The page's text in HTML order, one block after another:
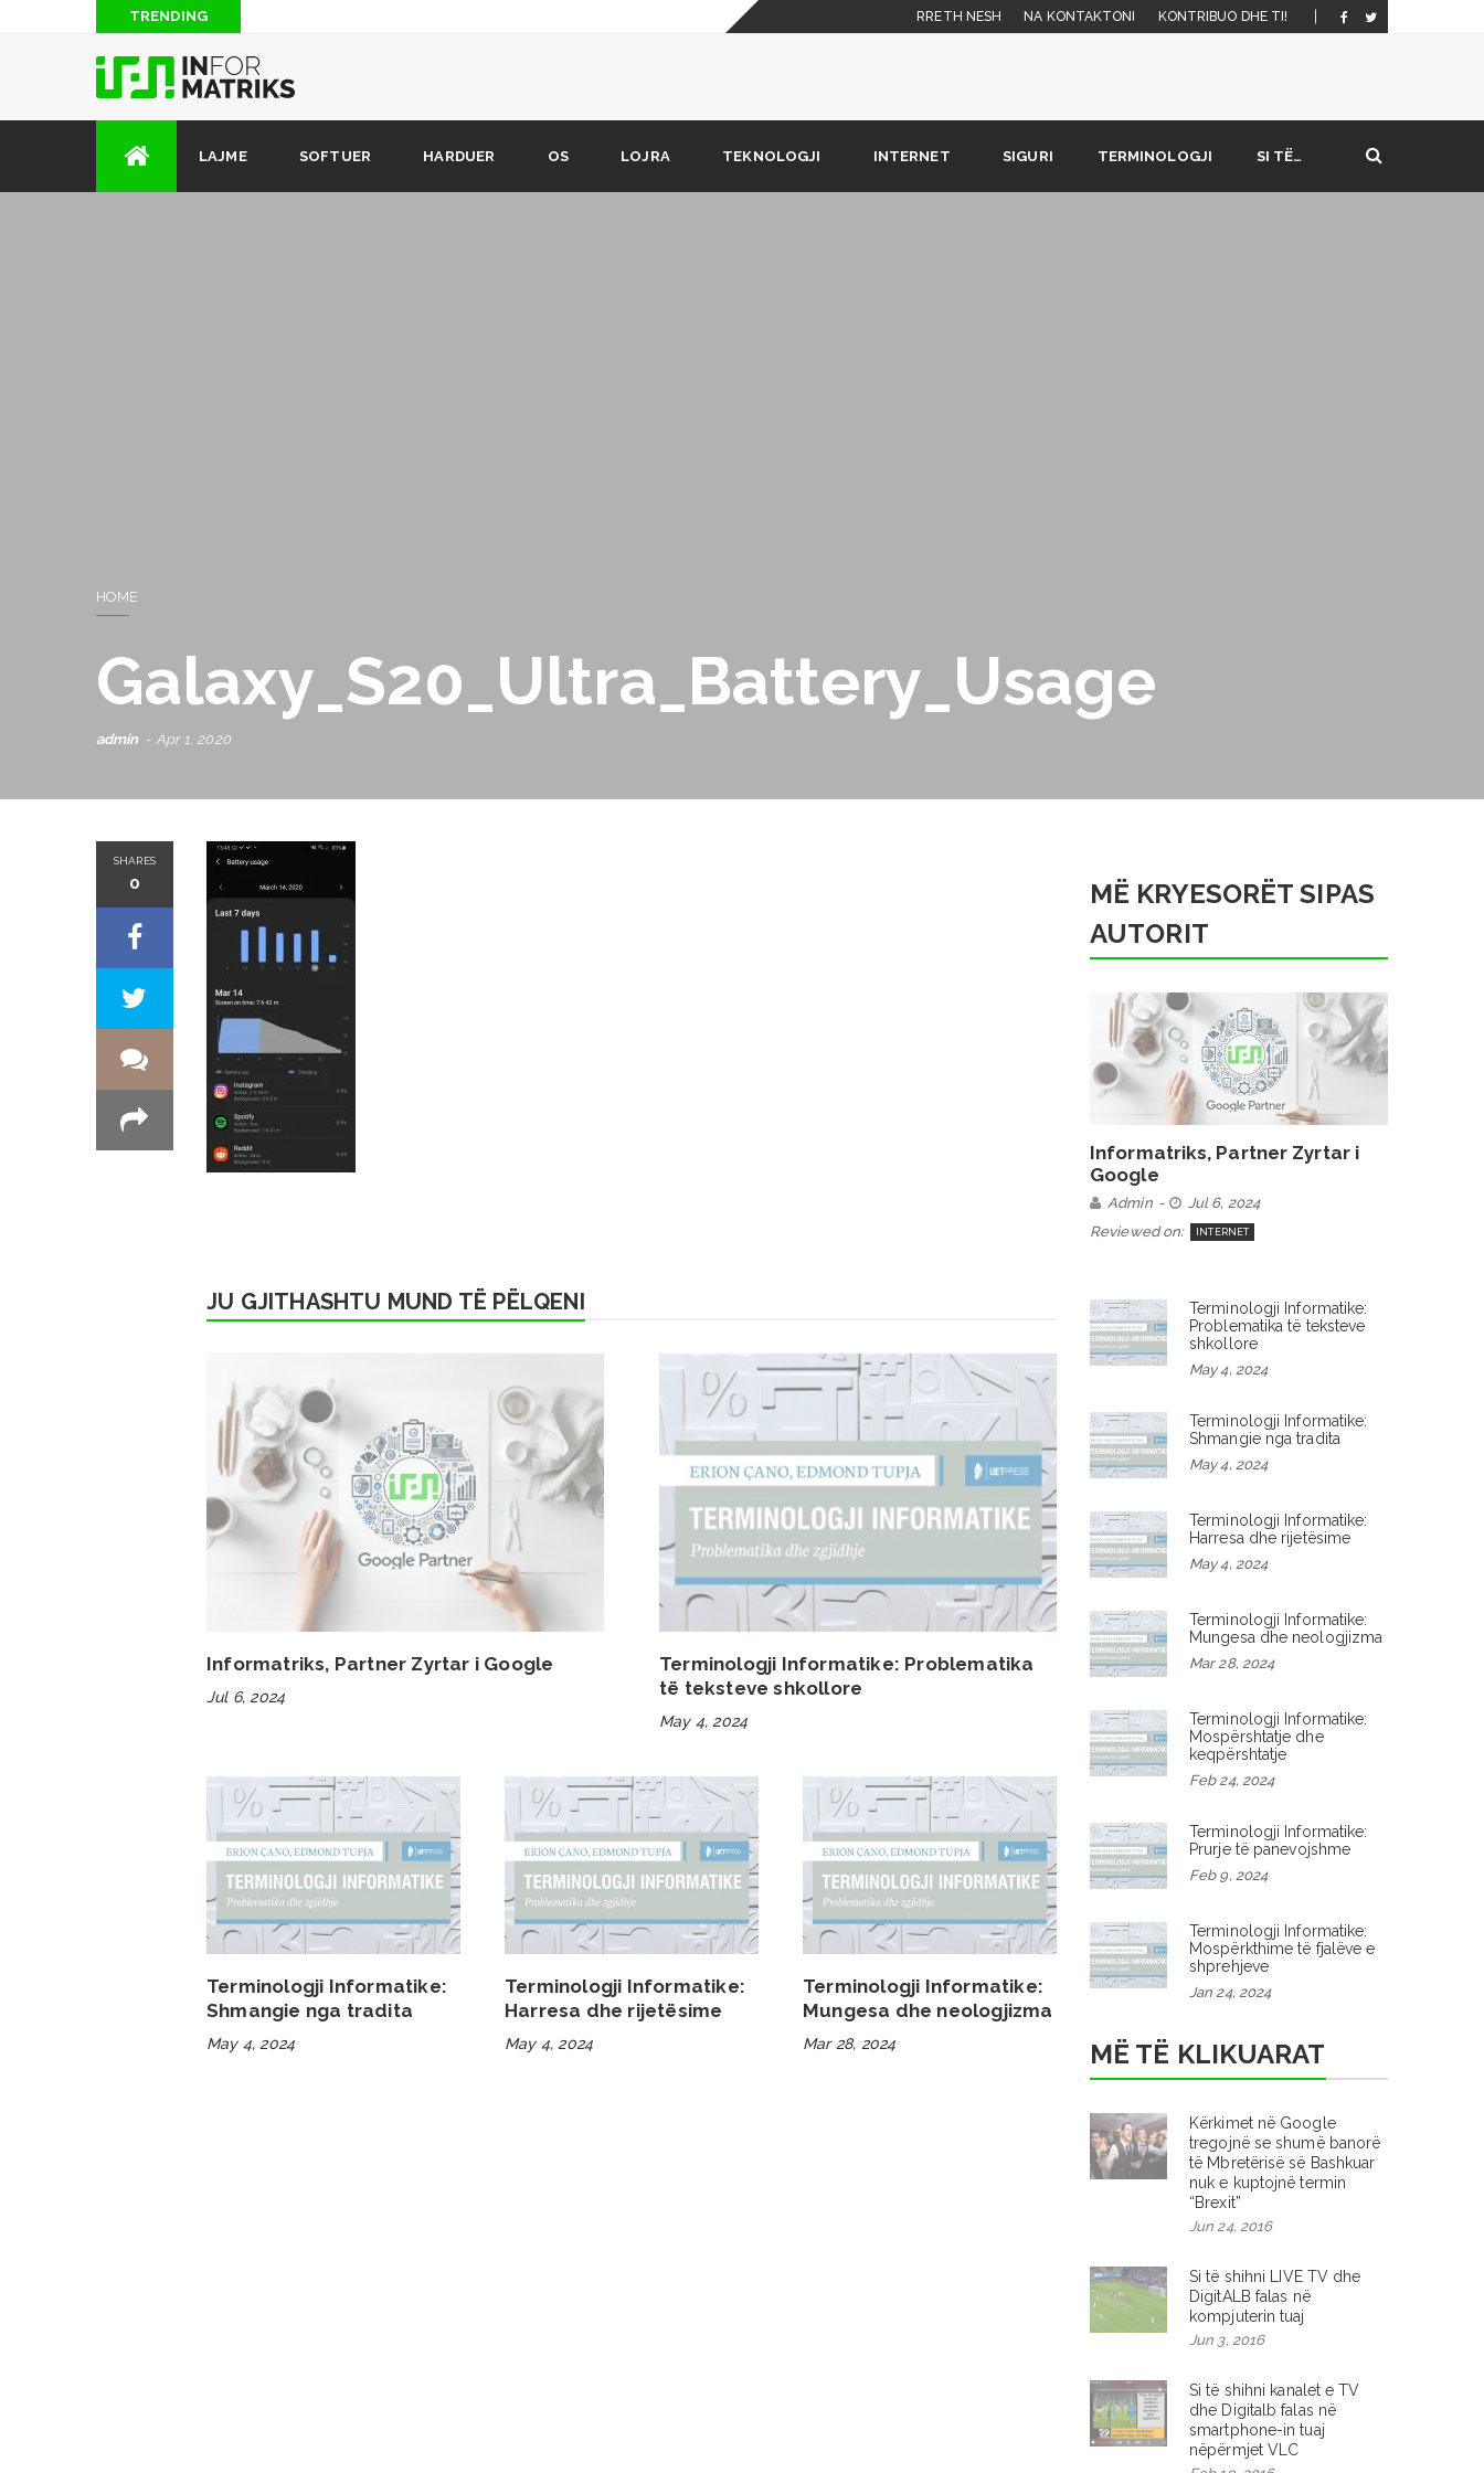
TRENDING
Si të hakojmë lojrat për Android (2 mënyra)
dizpozicion)
RRETH NESH NA KONTAKTONI KONTRIBUO DHE TI!
LAJME SOFTUER HARDUER OS LOJRA TEKNOLOGJI INTERNET SIGURI TERMINOLOGJI SI TË…
HOME
Galaxy_S20_Ultra_Battery_Usage
admin Apr 1, 2020
SHARES
0
JU GJITHASHTU MUND TË PËLQENI
Informatriks, Partner Zyrtar i Google
Jul 6, 2024
Terminologji Informatike: Problematika
të teksteve shkollore
May 4, 2024
Terminologji Informatike:
Shmangie nga tradita
May 4, 2024
Terminologji Informatike:
Harresa dhe rijetësime
May 4, 2024
Terminologji Informatike:
Mungesa dhe neologjizma
Mar 28, 2024
MË KRYESORËT SIPAS
AUTORIT
Informatriks, Partner Zyrtar i
Google
Admin
Jul 6, 2024
Reviewed on:
INTERNET
Terminologji Informatike:
Problematika të teksteve
shkollore
May 4, 2024
Terminologji Informatike:
Shmangie nga tradita
May 4, 2024
Terminologji Informatike:
Harresa dhe rijetësime
May 4, 2024
Terminologji Informatike:
Mungesa dhe neologjizma
Mar 28, 2024
Terminologji Informatike:
Mospërshtatje dhe
keqpërshtatje
Feb 24, 2024
Terminologji Informatike:
Prurje të panevojshme
Feb 9, 2024
Terminologji Informatike:
Mospërkthime të fjalëve e
shprehjeve
Jan 24, 2024
MË TË KLIKUARAT
Kërkimet në Google
tregojnë se shumë banorë
të Mbretërisë së Bashkuar
nuk e kuptojnë termin
“Brexit”
Jun 24, 2016
Si të shihni LIVE TV dhe
DigitALB falas në
kompjuterin tuaj
Jun 3, 2016
Si të shihni kanalet e TV
dhe Digitalb falas në
smartphone-in tuaj
nëpërmjet VLC